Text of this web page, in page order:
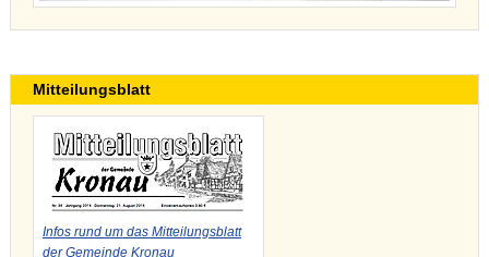
Mitteilungsblatt
Infos rund um das Mitteilungsblatt
der Gemeinde Kronau